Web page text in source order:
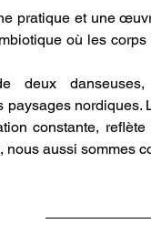
pratique et une
où les
deux
paysages
constante,
nous aussi sommes